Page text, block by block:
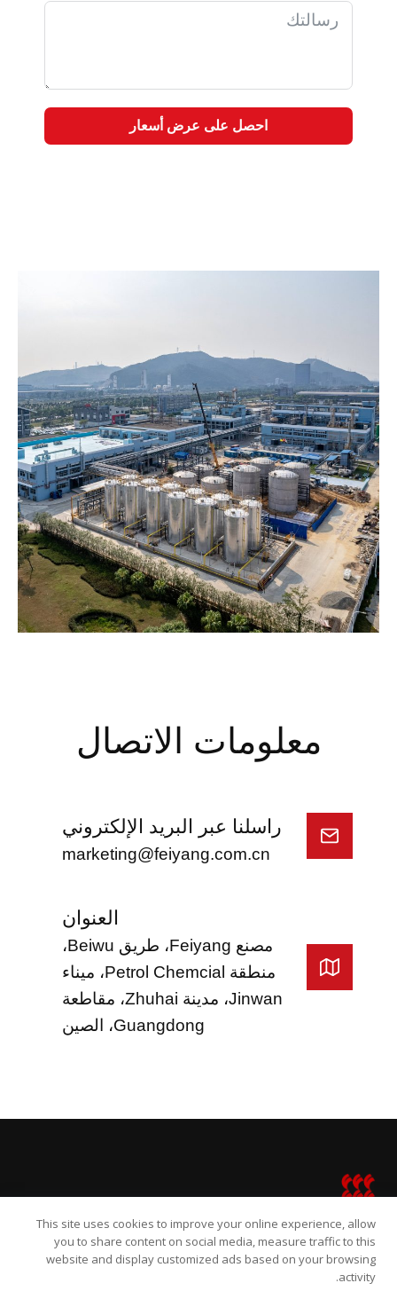
احصل على عرض أسعار
معلومات الاتصال
راسلنا عبر البريد الإلكتروني
marketing@feiyang.com.cn
العنوان
مصنع Feiyang، طريق Beiwu،
منطقة Petrol Chemcial، ميناء
Jinwan، مدينة Zhuhai، مقاطعة
Guangdong، الصين
الصفحة الرئيسية DEM المذيبات حول Indonesian
Japanese
Turkish
This site uses cookies to improve your online experience, allow
you to share content on social media, measure traffic to this
website and display customized ads based on your browsing
activity.